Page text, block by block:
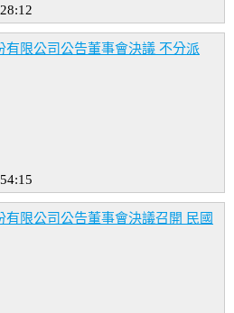
有限公司公告董事會決議 不分派
限公司公告董事會決議召開 民國